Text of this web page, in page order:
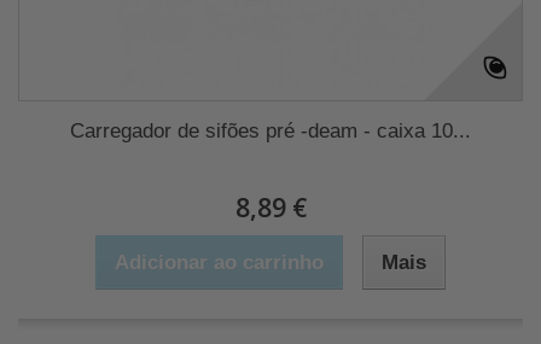
Carregador de sifões pré -deam - caixa 10...
8,89 €
Adicionar ao carrinho Mais